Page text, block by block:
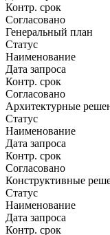
Контр. срок
Согласовано
Генеральный план
Статус
Наименование
Дата запроса
Контр. срок
Согласовано
Архитектурные
Статус
Наименование
Дата запроса
Контр. срок
Согласовано
Конструктивные
Статус
Наименование
Дата запроса
Контр. срок